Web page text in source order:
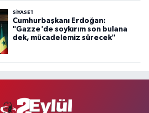
SİYASET
Cumhurbaşkanı Erdoğan:
"Gazze'de soykırım son bulana
dek, mücadelemiz sürecek"